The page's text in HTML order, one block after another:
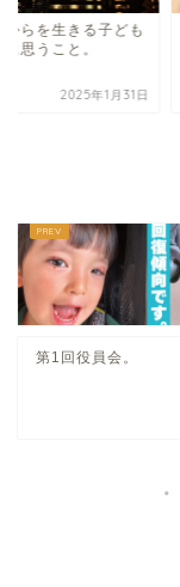
からを生きる子ども
に思うこと。
2025年1月31日
第1回役員会。